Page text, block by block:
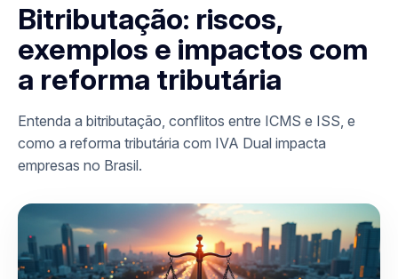
Bitributação: riscos,
exemplos e impactos com
a reforma tributária
Entenda a bitributação, conflitos entre ICMS e ISS, e
como a reforma tributária com IVA Dual impacta
empresas no Brasil.